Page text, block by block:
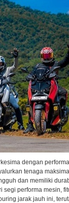
dengan
tenaga
dan memiliki
performa mesin,
jarak jauh ini,